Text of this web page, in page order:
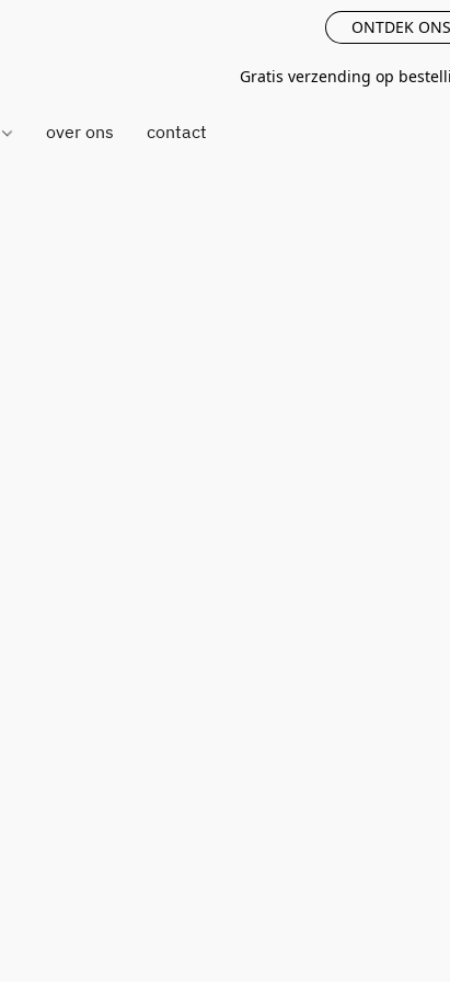
ONTDEK
Gratis verzending op
over ons contact